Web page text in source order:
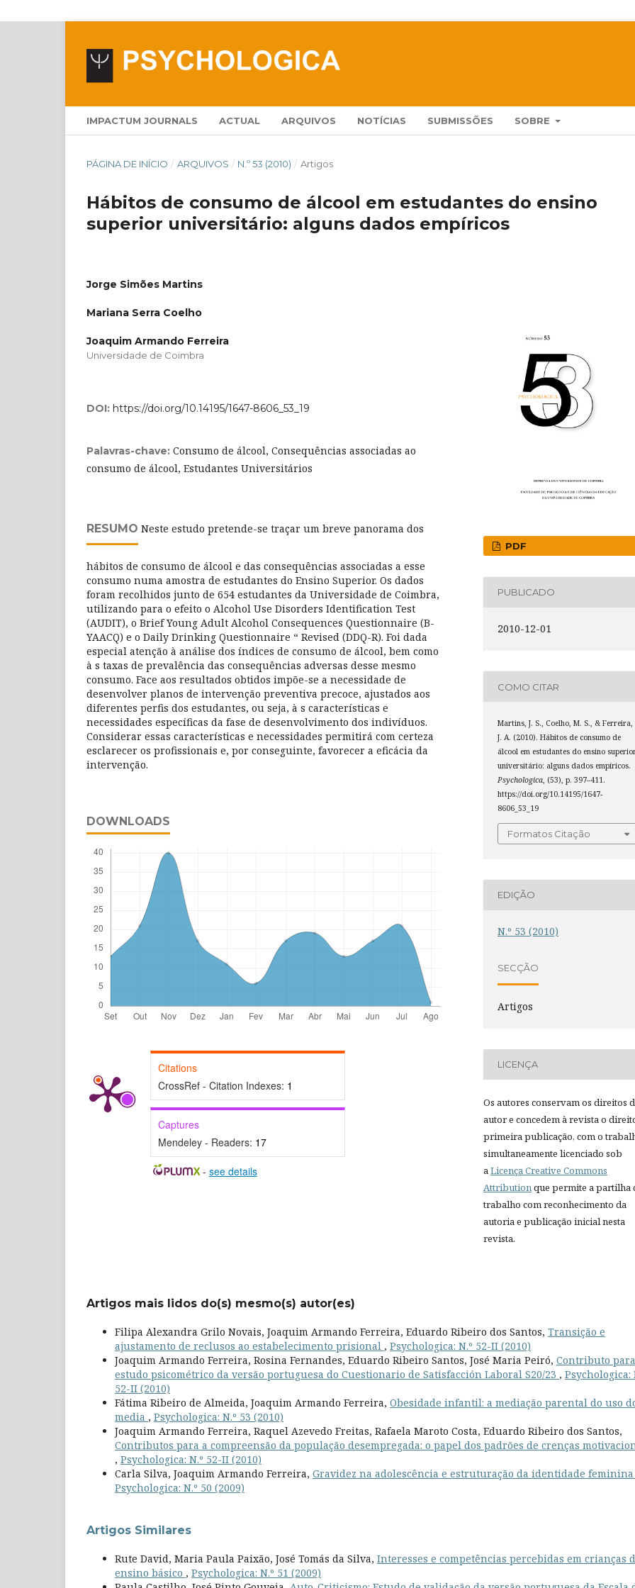
IMPACTUM JOURNALS ACTUAL ARQUIVOS NOTÍCIAS SUBMISSÕES SOBRE
PÁGINA DE INÍCIO / ARQUIVOS / N.º 53 (2010) / Artigos
Hábitos de consumo de álcool em estudantes do ensino
superior universitário: alguns dados empíricos
Jorge Simões Martins
Mariana Serra Coelho
Joaquim Armando Ferreira
Universidade de Coimbra
DOI: https://doi.org/10.14195/1647-8606_53_19
Palavras-chave: Consumo de álcool, Consequências associadas ao
consumo de álcool, Estudantes Universitários
RESUMO Neste estudo pretende-se traçar um breve panorama dos
hábitos de consumo de álcool e das consequências associadas a esse
consumo numa amostra de estudantes do Ensino Superior. Os dados
foram recolhidos junto de 654 estudantes da Universidade de Coimbra,
utilizando para o efeito o Alcohol Use Disorders Identification Test
(AUDIT), o Brief Young Adult Alcohol Consequences Questionnaire (B-
YAACQ) e o Daily Drinking Questionnaire “ Revised (DDQ-R). Foi dada
especial atenção à análise dos índices de consumo de álcool, bem como
à s taxas de prevalência das consequências adversas desse mesmo
consumo. Face aos resultados obtidos impõe-se a necessidade de
desenvolver planos de intervenção preventiva precoce, ajustados aos
diferentes perfis dos estudantes, ou seja, à s características e
necessidades específicas da fase de desenvolvimento dos indivíduos.
Considerar essas características e necessidades permitirá com certeza
esclarecer os profissionais e, por conseguinte, favorecer a eficácia da
intervenção.
DOWNLOADS
Citations
CrossRef - Citation Indexes: 1
Captures
Mendeley - Readers: 17
- see details
PDF
PUBLICADO
2010-12-01
COMO CITAR
Martins, J. S., Coelho, M. S., & Ferreira,
J. A. (2010). Hábitos de consumo de
álcool em estudantes do ensino
universitário: alguns dados empíricos.
Psychologica, (53), p. 397–411.
https://doi.org/10.14195/1647-
8606_53_19
Formatos Citação
EDIÇÃO
N.º 53 (2010)
SECÇÃO
Artigos
LICENÇA
Os autores conservam os direitos
autor e concedem à revista o
primeira publicação, com o
simultaneamente licenciado sob
aLicença Creative Commons
Attributionque permite a partilha
trabalho com reconhecimento da
autoria e publicação inicial nesta
revista.
Artigos mais lidos do(s) mesmo(s) autor(es)
Filipa Alexandra Grilo Novais, Joaquim Armando Ferreira, Eduardo Ribeiro dos Santos, Transição e
ajustamento de reclusos ao estabelecimento prisional , Psychologica: N.º 52-II (2010)
Joaquim Armando Ferreira, Rosina Fernandes, Eduardo Ribeiro Santos, José Maria Peiró, Contributo
estudo psicométrico da versão portuguesa do Cuestionario de Satisfacción Laboral S20/23 , Psychologica:
52-II (2010)
Fátima Ribeiro de Almeida, Joaquim Armando Ferreira, Obesidade infantil: a mediação parental do uso
media , Psychologica: N.º 53 (2010)
Joaquim Armando Ferreira, Raquel Azevedo Freitas, Rafaela Maroto Costa, Eduardo Ribeiro dos Santos,
Contributos para a compreensão da população desempregada: o papel dos padrões de crenças
, Psychologica: N.º 52-II (2010)
Carla Silva, Joaquim Armando Ferreira, Gravidez na adolescência e estruturação da identidade feminina
Psychologica: N.º 50 (2009)
Artigos Similares
Rute David, Maria Paula Paixão, José Tomás da Silva, Interesses e competências percebidas em crianças
ensino básico , Psychologica: N.º 51 (2009)